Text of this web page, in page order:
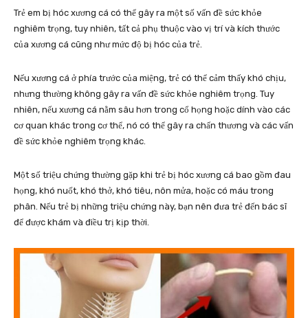
Trẻ em bị hóc xương cá có thể gây ra một số vấn đề sức khỏe
nghiêm trọng, tuy nhiên, tất cả phụ thuộc vào vị trí và kích thước
của xương cá cũng như mức độ bị hóc của trẻ.
Nếu xương cá ở phía trước của miệng, trẻ có thể cảm thấy khó chịu,
nhưng thường không gây ra vấn đề sức khỏe nghiêm trọng. Tuy
nhiên, nếu xương cá nằm sâu hơn trong cổ họng hoặc dính vào các
cơ quan khác trong cơ thể, nó có thể gây ra chấn thương và các vấn
đề sức khỏe nghiêm trọng khác.
Một số triệu chứng thường gặp khi trẻ bị hóc xương cá bao gồm đau
họng, khó nuốt, khó thở, khó tiêu, nôn mửa, hoặc có máu trong
phân. Nếu trẻ bị những triệu chứng này, bạn nên đưa trẻ đến bác sĩ
để được khám và điều trị kịp thời.